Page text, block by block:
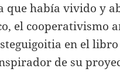
que había vivido y
el cooperativismo
en el
de su